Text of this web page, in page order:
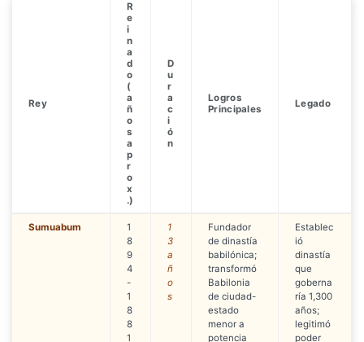
Rey
R
e
i
n
a
d
o
(
a
ñ
o
s
a
p
r
o
x
.)
D
u
r
a
c
i
ó
n
Logros
Principales
Legado
Sumuabum
1
8
9
4
-
1
8
8
1
1
3
a
ñ
o
s
Fundador
de dinastía
babilónica;
transformó
Babilonia
de ciudad-
estado
menor a
potencia
Establec
ió
dinastía
que
goberna
ría 1,300
años;
legitimó
poder